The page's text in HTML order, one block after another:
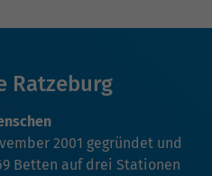
Ratzeburg
2001 gegründet und
Betten auf drei Stationen